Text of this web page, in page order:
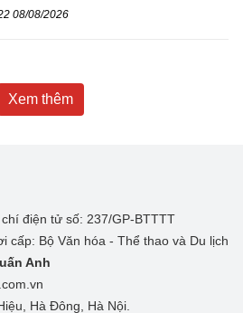
08/08/2026
Xem thêm
điện tử số: 237/GP-BTTTT
cấp: Bộ Văn hóa - Thể thao và Du lịch
Anh
Hà Đông, Hà Nội.